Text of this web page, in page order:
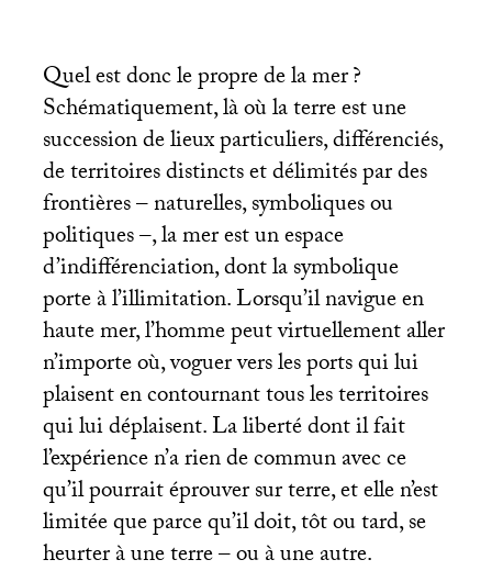
Quel est donc le propre de la mer?
Schématiquement, là où la terre est une
succession de lieux particuliers, différenciés,
de territoires distincts et délimités par des
frontières – naturelles, symboliques ou
politiques –, la mer est un espace
d’indifférenciation, dont la symbolique
porte à l’illimitation. Lorsqu’il navigue en
haute mer, l’homme peut virtuellement aller
n’importe où, voguer vers les ports qui lui
plaisent en contournant tous les territoires
qui lui déplaisent. La liberté dont il fait
l’expérience n’a rien de commun avec ce
qu’il pourrait éprouver sur terre, et elle n’est
limitée que parce qu’il doit, tôt ou tard, se
heurter à une terre – ou à une autre.